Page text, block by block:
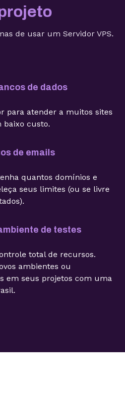
de usar um Servidor VPS.
de dados
para atender a muitos sites
baixo custo.
de emails
quantos domínios e
seus limites (ou se livre
de testes
total de recursos.
ambientes ou
em seus projetos com uma